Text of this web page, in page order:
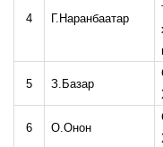
4 Г.Наранбаатар
5 З.Базар
6 О.Онон